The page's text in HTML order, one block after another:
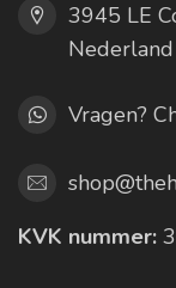
3945 LE
Nederland
Vragen?
KVK nummer: